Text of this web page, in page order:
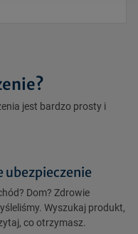
jest bardzo prosty i
ubezpieczenie
Dom? Zdrowie
Wyszukaj produkt,
co otrzymasz.